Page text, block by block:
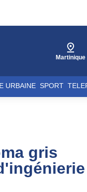
Martinique
URBAINE SPORT
gris